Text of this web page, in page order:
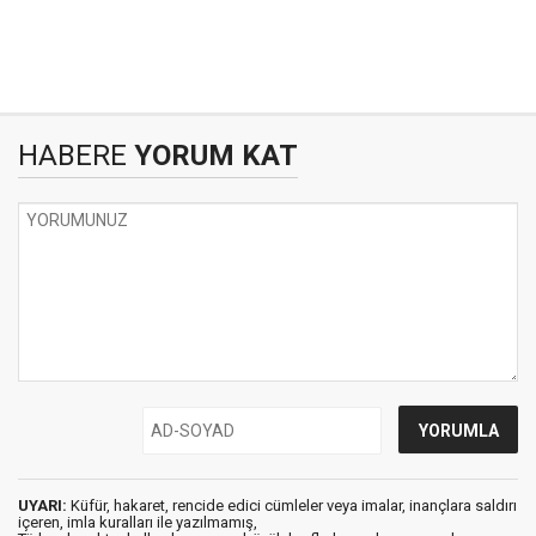
HABERE YORUM KAT
UYARI: Küfür, hakaret, rencide edici cümleler veya imalar, inançlara saldırı
içeren, imla kuralları ile yazılmamış,